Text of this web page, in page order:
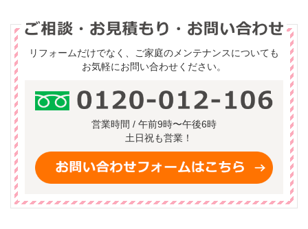
リフォームだけでなく、ご家庭のメンテナンスについても
お気軽にお問い合わせください。
営業時間 / 午前9時〜午後6時
土日祝も営業！